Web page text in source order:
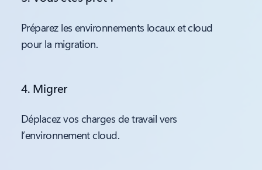
Préparez les environnements locaux et cloud
pour la migration.
4. Migrer
Déplacez vos charges de travail vers
l’environnement cloud.